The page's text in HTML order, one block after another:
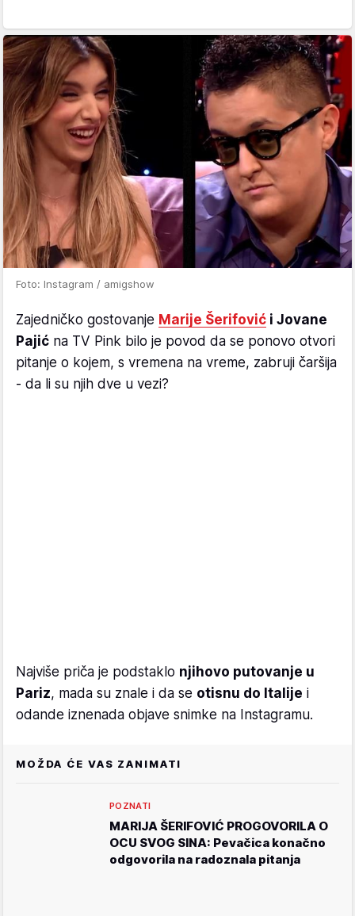
Foto: Instagram / amigshow
Zajedničko gostovanje Marije Šerifović i Jovane
Pajić na TV Pink bilo je povod da se ponovo otvori
pitanje o kojem, s vremena na vreme, zabruji čaršija
- da li su njih dve u vezi?
Najviše priča je podstaklo njihovo putovanje u
Pariz, mada su znale i da se otisnu do Italije i
odande iznenada objave snimke na Instagramu.
MOŽDA ĆE VAS ZANIMATI
POZNATI
MARIJA ŠERIFOVIĆ PROGOVORILA O
OCU SVOG SINA: Pevačica konačno
odgovorila na radoznala pitanja